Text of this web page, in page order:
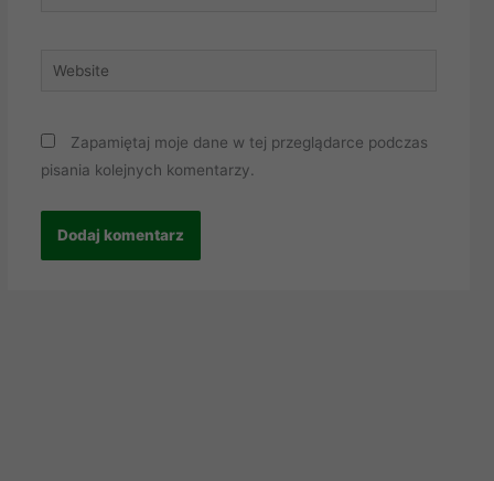
Website
Zapamiętaj moje dane w tej przeglądarce podczas
pisania kolejnych komentarzy.